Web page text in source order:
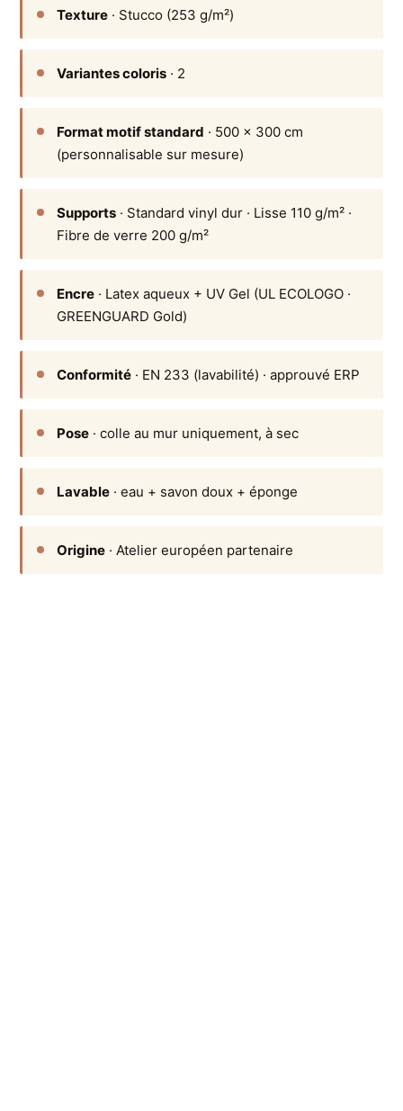
Texture · Stucco (253 g/m²)
Variantes coloris · 2
Format motif standard · 500 × 300 cm
(personnalisable sur mesure)
Supports · Standard vinyl dur · Lisse 110 g/m² ·
Fibre de verre 200 g/m²
Encre · Latex aqueux + UV Gel (UL ECOLOGO ·
GREENGUARD Gold)
Conformité · EN 233 (lavabilité) · approuvé ERP
Pose · colle au mur uniquement, à sec
Lavable · eau + savon doux + éponge
Origine · Atelier européen partenaire